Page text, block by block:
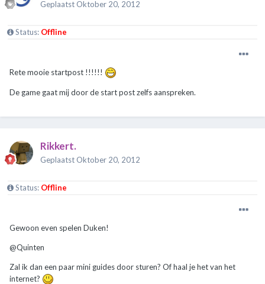
Geplaatst Oktober 20, 2012
Status: Offline
Rete mooie startpost !!!!!!
De game gaat mij door de start post zelfs aanspreken.
Rikkert.
Geplaatst Oktober 20, 2012
Status: Offline
Gewoon even spelen Duken!
@Quinten
Zal ik dan een paar mini guides door sturen? Of haal je het van het
internet?